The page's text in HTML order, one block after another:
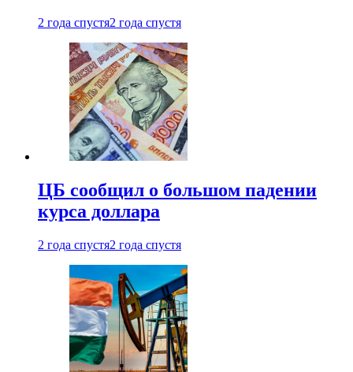
2 года спустя2 года спустя
ЦБ сообщил о большом падении
курса доллара
2 года спустя2 года спустя